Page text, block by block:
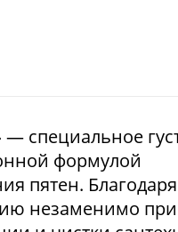
— специальное
формулой
пятен. Благодаря
незаменимо при